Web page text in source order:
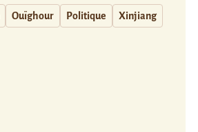
Ouïghour Politique Xinjiang